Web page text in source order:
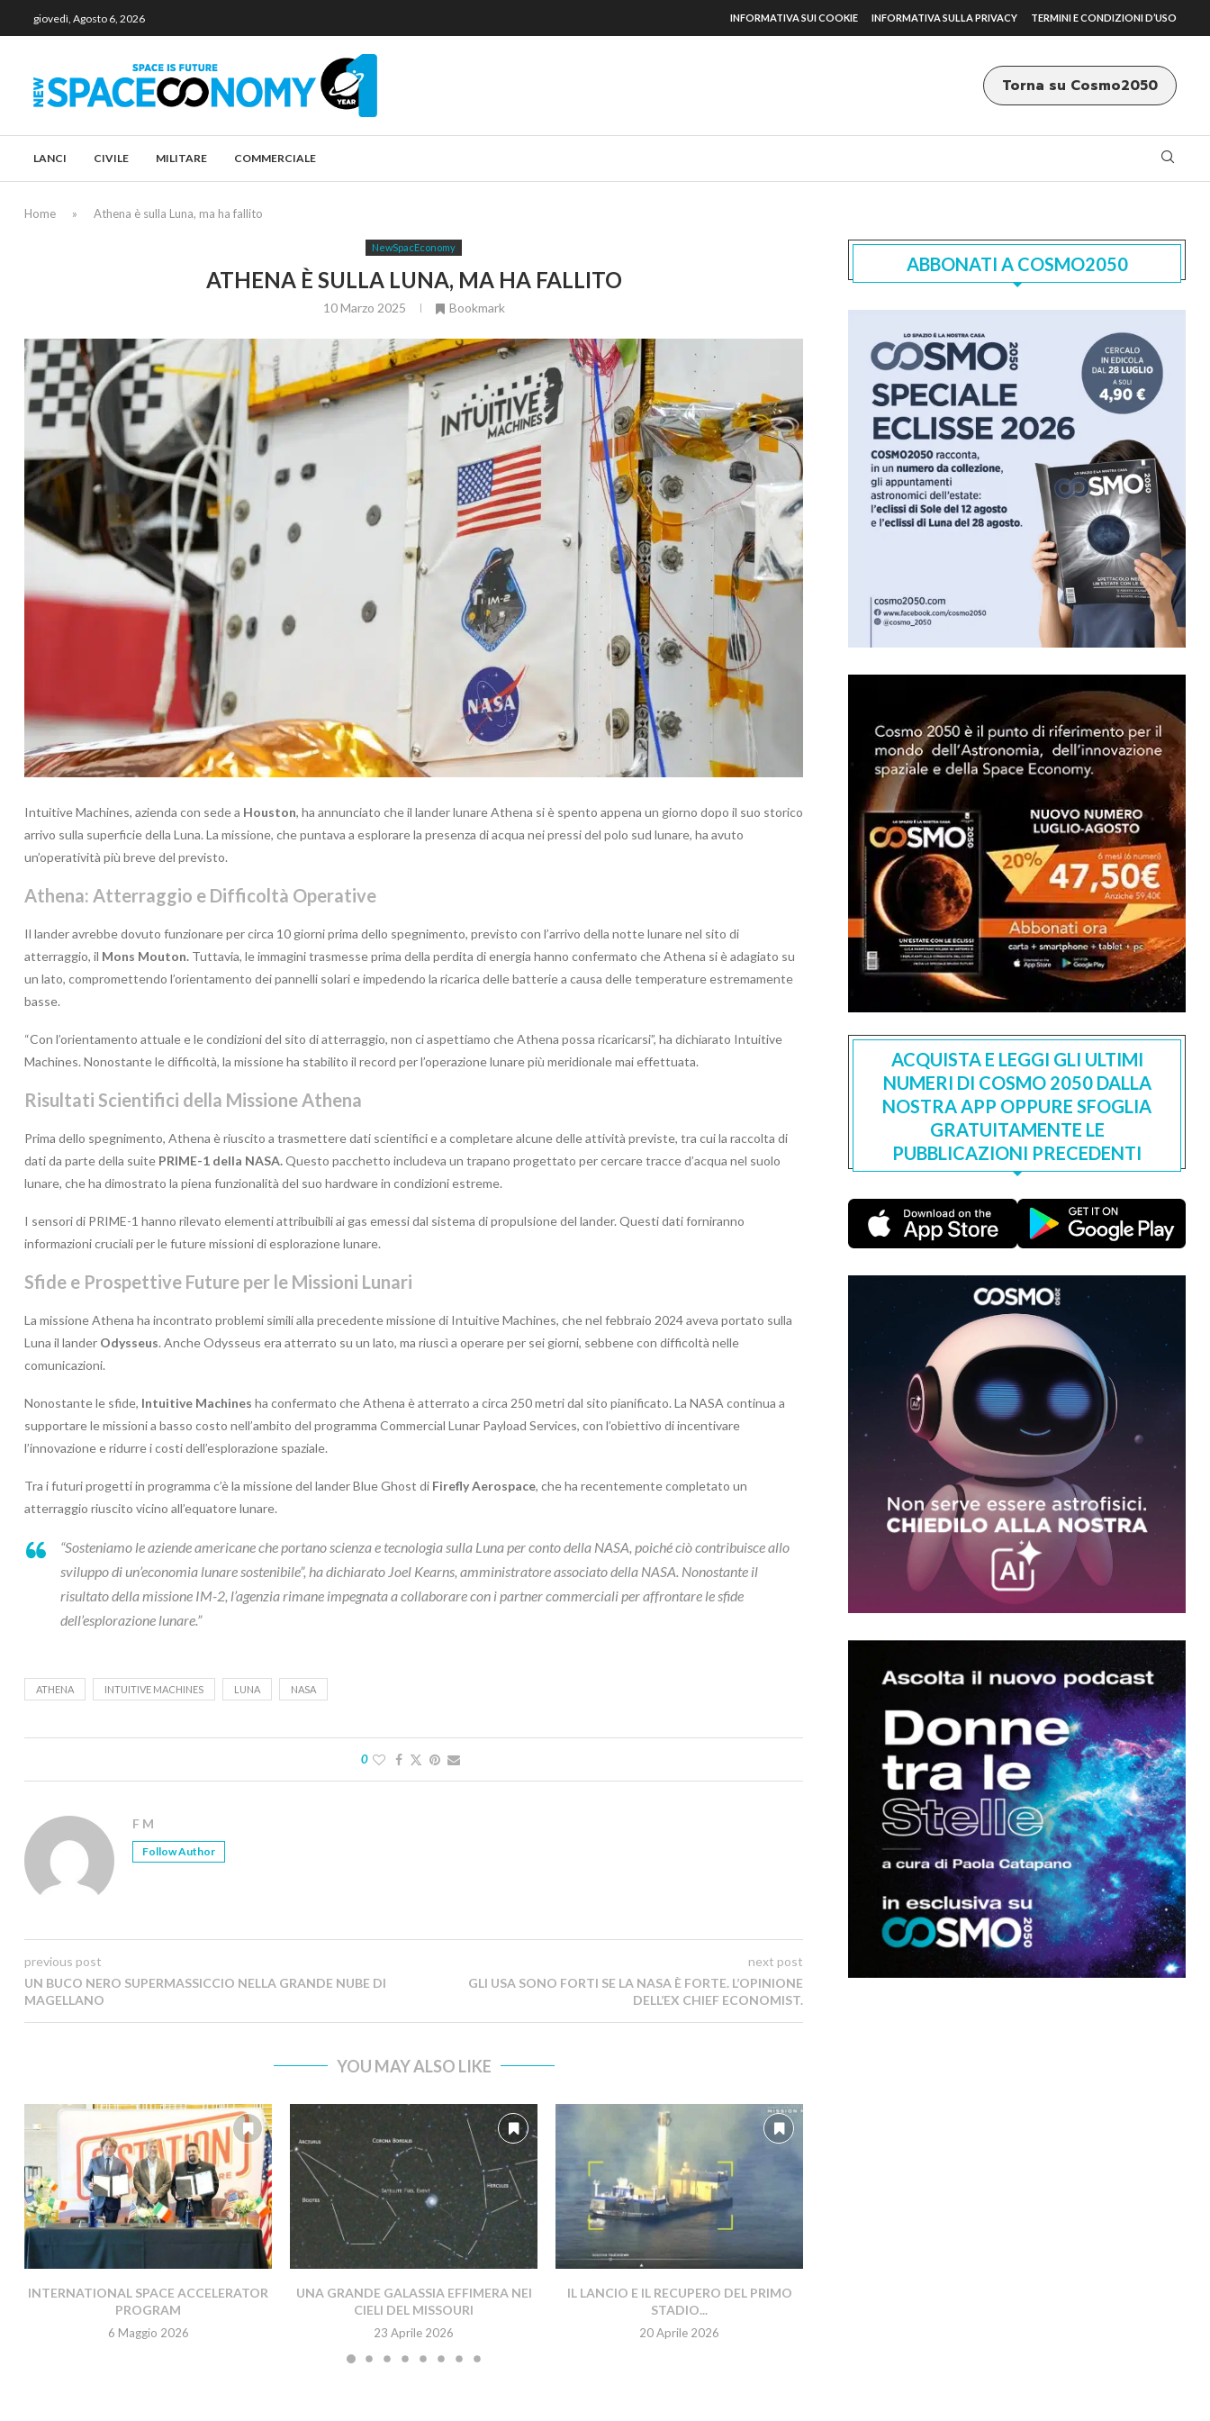
giovedì, Agosto 6, 2026 INFORMATIVA SUI COOKIE INFORMATIVA SULLA PRIVACY TERMINI E CONDIZIONI D’USO
Torna su Cosmo2050
LANCI CIVILE MILITARE COMMERCIALE
Home » Athena è sulla Luna, ma ha fallito
NewSpacEconomy
ATHENA È SULLA LUNA, MA HA FALLITO
10 Marzo 2025 Bookmark
Intuitive Machines, azienda con sede a Houston, ha annunciato che il lander lunare Athena si è spento appena un giorno dopo il suo storico
arrivo sulla superficie della Luna. La missione, che puntava a esplorare la presenza di acqua nei pressi del polo sud lunare, ha avuto
un’operatività più breve del previsto.
Athena: Atterraggio e Difficoltà Operative
Il lander avrebbe dovuto funzionare per circa 10 giorni prima dello spegnimento, previsto con l’arrivo della notte lunare nel sito di
atterraggio, il Mons Mouton. Tuttavia, le immagini trasmesse prima della perdita di energia hanno confermato che Athena si è adagiato su
un lato, compromettendo l’orientamento dei pannelli solari e impedendo la ricarica delle batterie a causa delle temperature estremamente
basse.
“Con l’orientamento attuale e le condizioni del sito di atterraggio, non ci aspettiamo che Athena possa ricaricarsi”, ha dichiarato Intuitive
Machines. Nonostante le difficoltà, la missione ha stabilito il record per l’operazione lunare più meridionale mai effettuata.
Risultati Scientifici della Missione Athena
Prima dello spegnimento, Athena è riuscito a trasmettere dati scientifici e a completare alcune delle attività previste, tra cui la raccolta di
dati da parte della suite PRIME-1 della NASA.Questo pacchetto includeva un trapano progettato per cercare tracce d’acqua nel suolo
lunare, che ha dimostrato la piena funzionalità del suo hardware in condizioni estreme.
I sensori di PRIME-1 hanno rilevato elementi attribuibili ai gas emessi dal sistema di propulsione del lander. Questi dati forniranno
informazioni cruciali per le future missioni di esplorazione lunare.
Sfide e Prospettive Future per le Missioni Lunari
La missione Athena ha incontrato problemi simili alla precedente missione di Intuitive Machines, che nel febbraio 2024 aveva portato sulla
Luna il lander Odysseus. Anche Odysseus era atterrato su un lato, ma riuscì a operare per sei giorni, sebbene con difficoltà nelle
comunicazioni.
Nonostante le sfide, Intuitive Machines ha confermato che Athena è atterrato a circa 250 metri dal sito pianificato. La NASA continua a
supportare le missioni a basso costo nell’ambito del programma Commercial Lunar Payload Services, con l’obiettivo di incentivare
l’innovazione e ridurre i costi dell’esplorazione spaziale.
Tra i futuri progetti in programma c’è la missione del lander Blue Ghost di Firefly Aerospace, che ha recentemente completato un
atterraggio riuscito vicino all’equatore lunare.
“Sosteniamo le aziende americane che portano scienza e tecnologia sulla Luna per conto della NASA, poiché ciò contribuisce allo
sviluppo di un’economia lunare sostenibile”, ha dichiarato Joel Kearns, amministratore associato della NASA. Nonostante il
risultato della missione IM-2, l’agenzia rimane impegnata a collaborare con i partner commerciali per affrontare le sfide
dell’esplorazione lunare.”
ATHENA INTUITIVE MACHINES LUNA NASA
0
F M
Follow Author
previous post
UN BUCO NERO SUPERMASSICCIO NELLA GRANDE NUBE DI
MAGELLANO
next post
GLI USA SONO FORTI SE LA NASA È FORTE. L’OPINIONE
DELL’EX CHIEF ECONOMIST.
YOU MAY ALSO LIKE
INTERNATIONAL SPACE ACCELERATOR
PROGRAM
6 Maggio 2026
UNA GRANDE GALASSIA EFFIMERA NEI
CIELI DEL MISSOURI
23 Aprile 2026
IL LANCIO E IL RECUPERO DEL PRIMO
STADIO...
20 Aprile 2026
ABBONATI A COSMO2050
ACQUISTA E LEGGI GLI ULTIMI
NUMERI DI COSMO 2050 DALLA
NOSTRA APP OPPURE SFOGLIA
GRATUITAMENTE LE
PUBBLICAZIONI PRECEDENTI